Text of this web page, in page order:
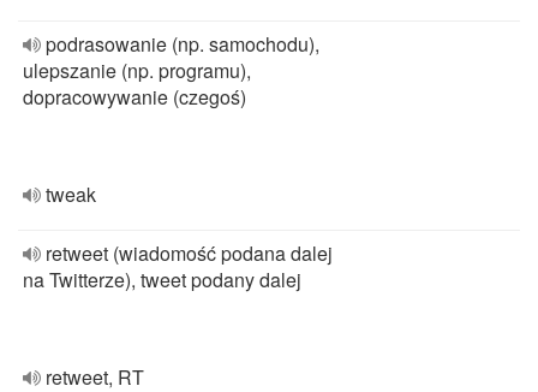
podrasowanie (np. samochodu),
ulepszanie (np. programu),
dopracowywanie (czegoś)
tweak
retweet (wiadomość podana dalej
na Twitterze), tweet podany dalej
retweet, RT